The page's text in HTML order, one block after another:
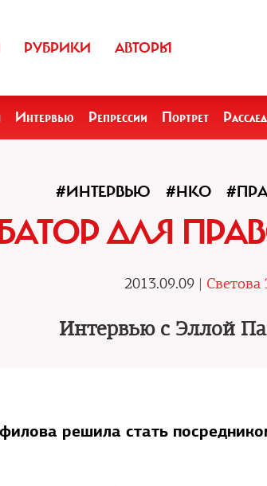
РУБРИКИ АВТОРЫ
Интервью Репрессии Портрет
#ИНТЕРВЬЮ #НКО
ДЛЯ
2013.09.09 | Светова
Интервью с Эллой
решила стать